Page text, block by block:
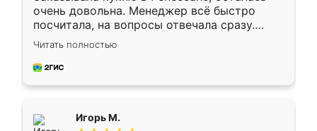
очень довольна. Менеджер всё быстро
посчитала, на вопросы отвечала сразу.
Замерщик приехал в субботу, подошёл к
делу со всей ответственностью. Собрали
за день, ребята работали аккуратно, даже
Читать полностью
Игорь М.